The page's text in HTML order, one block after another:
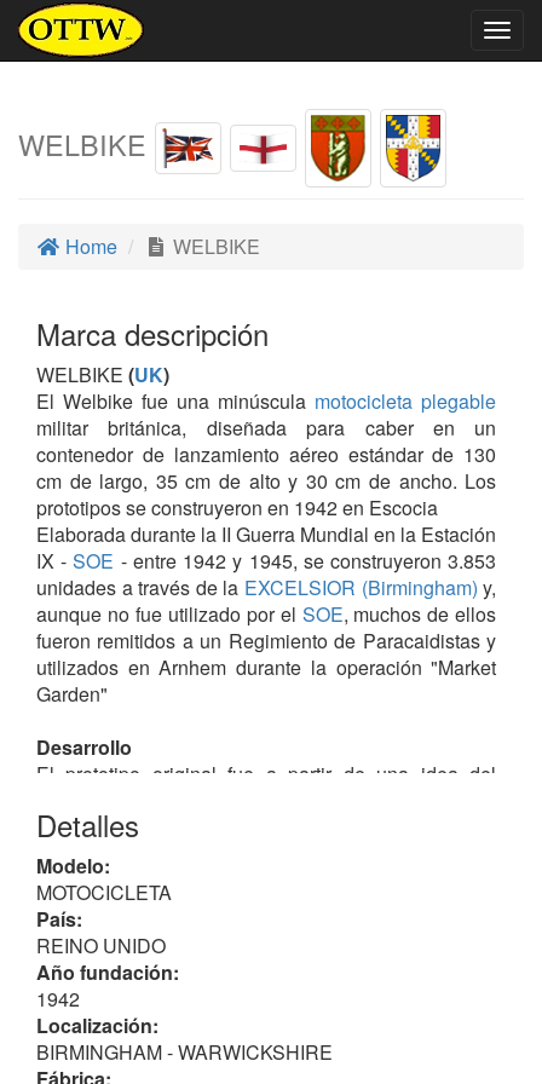
WELBIKE
Home WELBIKE
Marca descripción
WELBIKE (UK)
El Welbike fue una minúscula motocicleta plegable
militar británica, diseñada para caber en un
contenedor de lanzamiento aéreo estándar de 130
cm de largo, 35 cm de alto y 30 cm de ancho. Los
prototipos se construyeron en 1942 en Escocia
Elaborada durante la II Guerra Mundial en la Estación
IX -SOE - entre 1942 y 1945, se construyeron 3.853
unidades a través de la EXCELSIOR (Birmingham) y,
aunque no fue utilizado por el SOE, muchos de ellos
fueron remitidos a un Regimiento de Paracaidistas y
utilizados en Arnhem durante la operación "Market
Garden"
Desarrollo
El prototipo original fue a partir de una idea del
del citadoSOE
El prototipo sobrepasó diversas pruebas de
descenso en la Escuela de Operaciones Especiales
en Arisaig, Escocia en 1942, y parece probable que
fuera la primera motocicleta en dejarla caer desde un
avión.
El prototipo fue enviado a la “Excelsior Ltd.” -
EXCELSIOR (Birmingham)- para su posterior
desarrollo. Una serie de preproducción de máquinas
Detalles
Modelo:
MOTOCICLETA
País:
REINO UNIDO
Año fundación:
1942
Localización:
BIRMINGHAM - WARWICKSHIRE